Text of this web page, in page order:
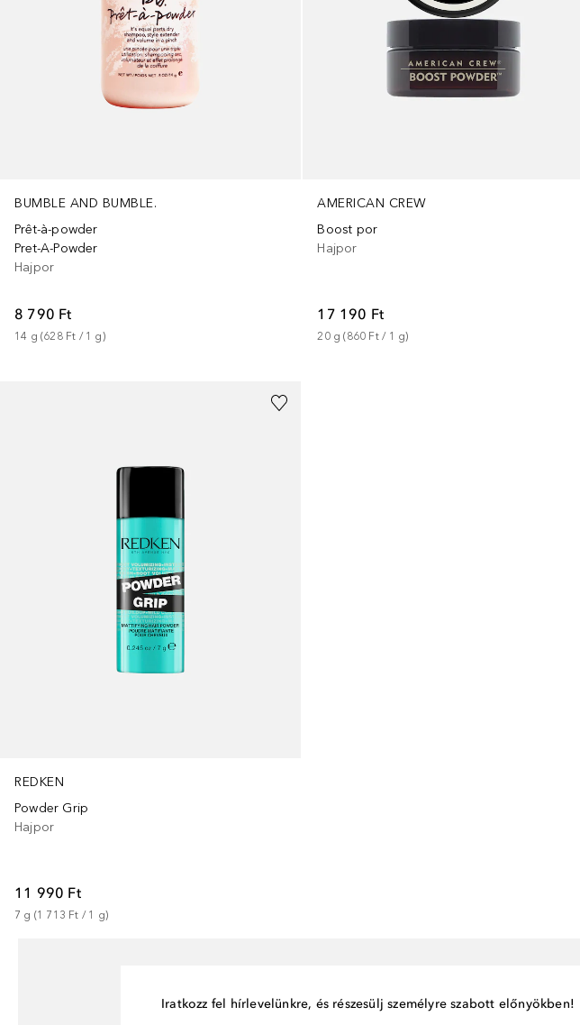
BUMBLE AND BUMBLE.
Prêt-à-powder
Pret-A-Powder
Hajpor
8 790 Ft
14 g (628 Ft / 1 g)
AMERICAN CREW
Boost por
Hajpor
17 190 Ft
20 g (860 Ft / 1 g)
REDKEN
Powder Grip
Hajpor
11 990 Ft
7 g (1 713 Ft / 1 g)
Iratkozz fel hírlevelünkre, és részesülj személyre szabott előnyökben!